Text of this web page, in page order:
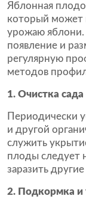
Яблонная
который может
урожаю яблони.
появление и
регулярную
методов
1. Очистка
Периодически
и другой
служить
плоды следует
заразить
2. Подкормка и